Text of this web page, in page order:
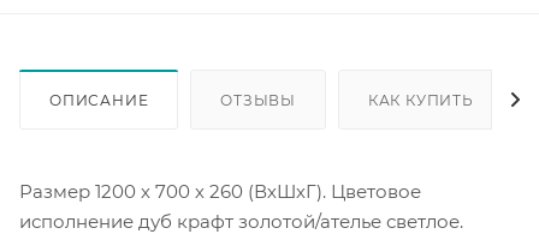
ОПИСАНИЕ ОТЗЫВЫ КАК КУПИТЬ
Размер 1200 х 700 х 260 (ВхШхГ). Цветовое
исполнение дуб крафт золотой/ателье светлое.